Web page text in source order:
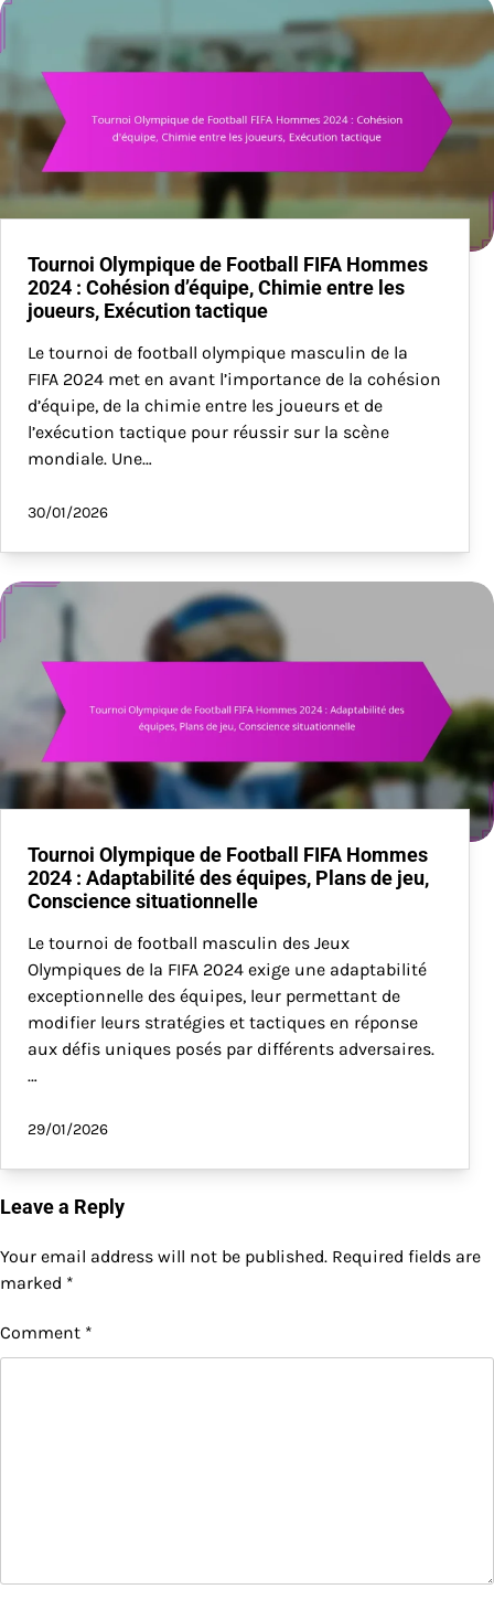
Tournoi Olympique de Football FIFA Hommes
2024 : Cohésion d’équipe, Chimie entre les
joueurs, Exécution tactique
Le tournoi de football olympique masculin de la
FIFA 2024 met en avant l’importance de la cohésion
d’équipe, de la chimie entre les joueurs et de
l’exécution tactique pour réussir sur la scène
mondiale. Une…
30/01/2026
Tournoi Olympique de Football FIFA Hommes
2024 : Adaptabilité des équipes, Plans de jeu,
Conscience situationnelle
Le tournoi de football masculin des Jeux
Olympiques de la FIFA 2024 exige une adaptabilité
exceptionnelle des équipes, leur permettant de
modifier leurs stratégies et tactiques en réponse
aux défis uniques posés par différents adversaires.
…
29/01/2026
Leave a Reply
Your email address will not be published. Required fields are
marked *
Comment *